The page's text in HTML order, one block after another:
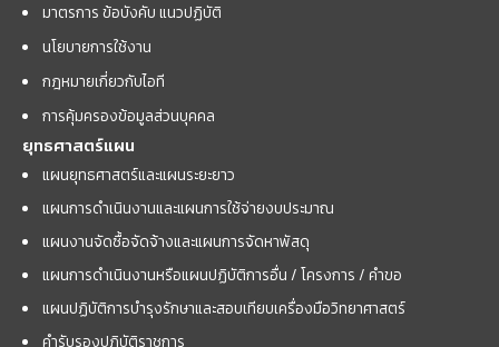
มาตรการ ข้อบังคับ แนวปฏิบัติ
นโยบายการใช้งาน
กฎหมายเกี่ยวกับไอที
การคุ้มครองข้อมูลส่วนบุคคล
ยุทธศาสตร์แผน
แผนยุทธศาสตร์และแผนระยะยาว
แผนการดำเนินงานและแผนการใช้จ่ายงบประมาณ
แผนงานจัดซื้อจัดจ้างและแผนการจัดหาพัสดุ
แผนการดำเนินงานหรือแผนปฏิบัติการอื่น / โครงการ / คำขอ
แผนปฏิบัติการบำรุงรักษาและสอบเทียบเครื่องมือวิทยาศาสตร์
คำรับรองปฏิบัติราชการ